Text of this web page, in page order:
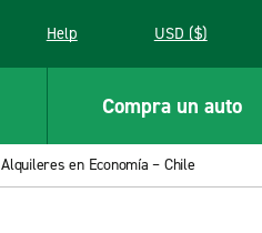
Help USD ($)
Compra un auto
Alquileres en Economía – Chile